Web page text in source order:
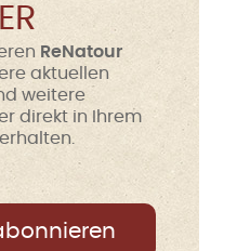
ReNatour
aktuellen
weitere
direkt in Ihrem